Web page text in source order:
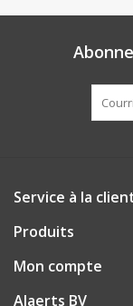
Service à la
Produits
Mon compte
Alaerts BV